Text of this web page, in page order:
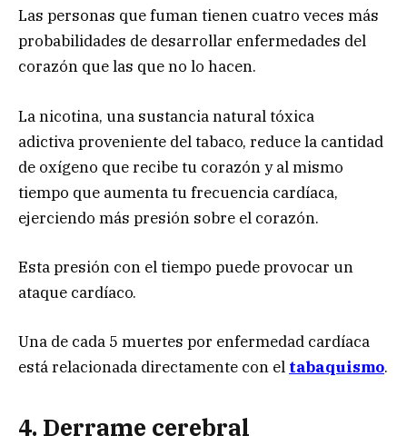
Las personas que fuman tienen cuatro veces más
probabilidades de desarrollar enfermedades del
corazón que las que no lo hacen.
La nicotina, una sustancia natural tóxica
adictiva proveniente del tabaco, reduce la cantidad
de oxígeno que recibe tu corazón y al mismo
tiempo que aumenta tu frecuencia cardíaca,
ejerciendo más presión sobre el corazón.
Esta presión con el tiempo puede provocar un
ataque cardíaco.
Una de cada 5 muertes por enfermedad cardíaca
está relacionada directamente con el tabaquismo.
4. Derrame cerebral